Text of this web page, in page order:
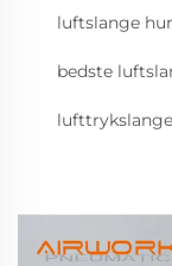
luftslange
bedste